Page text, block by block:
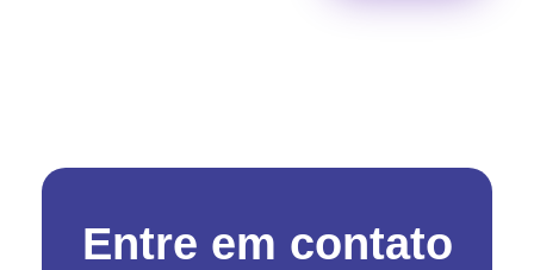
Entre em contato